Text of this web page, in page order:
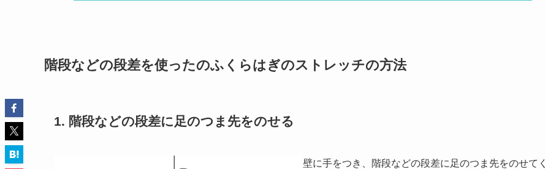
階段などの段差を使ったのふくらはぎのストレッチの方法
1. 階段などの段差に足のつま先をのせる
壁に手をつき、階段などの段差に足のつま先をのせてく